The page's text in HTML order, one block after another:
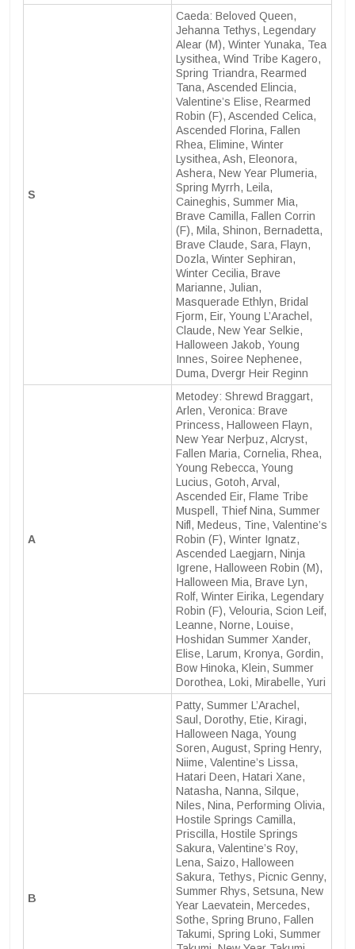
S
Caeda: Beloved Queen,
Jehanna Tethys, Legendary
Alear (M), Winter Yunaka, Tea
Lysithea, Wind Tribe Kagero,
Spring Triandra, Rearmed
Tana, Ascended Elincia,
Valentine’s Elise, Rearmed
Robin (F), Ascended Celica,
Ascended Florina, Fallen
Rhea, Elimine, Winter
Lysithea, Ash, Eleonora,
Ashera, New Year Plumeria,
Spring Myrrh, Leila,
Caineghis, Summer Mia,
Brave Camilla, Fallen Corrin
(F), Mila, Shinon, Bernadetta,
Brave Claude, Sara, Flayn,
Dozla, Winter Sephiran,
Winter Cecilia, Brave
Marianne, Julian,
Masquerade Ethlyn, Bridal
Fjorm, Eir, Young L’Arachel,
Claude, New Year Selkie,
Halloween Jakob, Young
Innes, Soiree Nephenee,
Duma, Dvergr Heir Reginn
A
Metodey: Shrewd Braggart,
Arlen, Veronica: Brave
Princess, Halloween Flayn,
New Year Nerþuz, Alcryst,
Fallen Maria, Cornelia, Rhea,
Young Rebecca, Young
Lucius, Gotoh, Arval,
Ascended Eir, Flame Tribe
Muspell, Thief Nina, Summer
Nifl, Medeus, Tine, Valentine’s
Robin (F), Winter Ignatz,
Ascended Laegjarn, Ninja
Igrene, Halloween Robin (M),
Halloween Mia, Brave Lyn,
Rolf, Winter Eirika, Legendary
Robin (F), Velouria, Scion Leif,
Leanne, Norne, Louise,
Hoshidan Summer Xander,
Elise, Larum, Kronya, Gordin,
Bow Hinoka, Klein, Summer
Dorothea, Loki, Mirabelle, Yuri
B
Patty, Summer L’Arachel,
Saul, Dorothy, Etie, Kiragi,
Halloween Naga, Young
Soren, August, Spring Henry,
Niime, Valentine’s Lissa,
Hatari Deen, Hatari Xane,
Natasha, Nanna, Silque,
Niles, Nina, Performing Olivia,
Hostile Springs Camilla,
Priscilla, Hostile Springs
Sakura, Valentine’s Roy,
Lena, Saizo, Halloween
Sakura, Tethys, Picnic Genny,
Summer Rhys, Setsuna, New
Year Laevatein, Mercedes,
Sothe, Spring Bruno, Fallen
Takumi, Spring Loki, Summer